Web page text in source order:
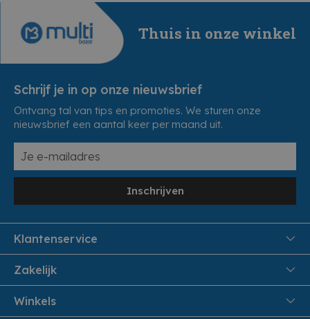
Thuis in onze winkel
Schrijf je in op onze nieuwsbrief
Ontvang tal van tips en promoties. We sturen onze
nieuwsbrief een aantal keer per maand uit.
Inschrijven
Klantenservice
FAQ
Veiligheid en Privacy
Zakelijk
Samenwoonactie
Winkels